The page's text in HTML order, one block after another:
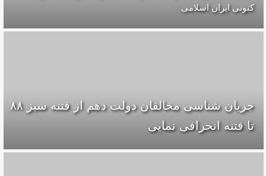
کنونی ایران اسلامی
جریان شناسی مخالفان دولت دهم از فتنه سبز ۸۸
تا فتنه انحرافی نمایی